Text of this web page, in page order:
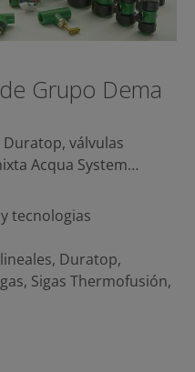
Grupo Dema
válvulas
Acqua System…
tecnologias
, Duratop,
, Sigas Thermofusión,